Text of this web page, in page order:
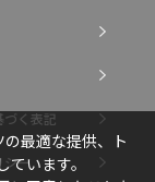
く表記
シー
最適な提供、ト
います。